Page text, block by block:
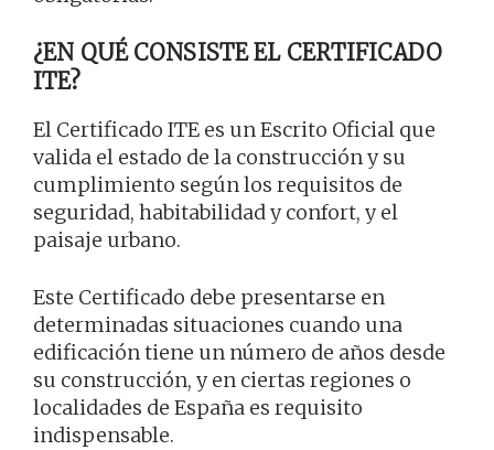
¿EN QUÉ CONSISTE EL CERTIFICADO
ITE?
El Certificado ITE es un Escrito Oficial que
valida el estado de la construcción y su
cumplimiento según los requisitos de
seguridad, habitabilidad y confort, y el
paisaje urbano.
Este Certificado debe presentarse en
determinadas situaciones cuando una
edificación tiene un número de años desde
su construcción, y en ciertas regiones o
localidades de España es requisito
indispensable.